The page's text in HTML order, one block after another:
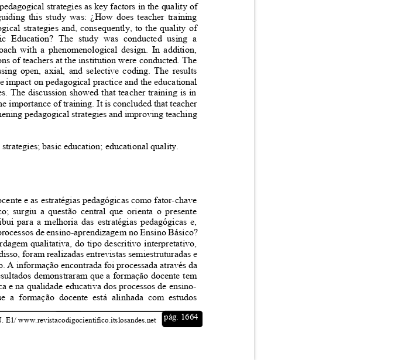
strategies as key factors in the quality of
this study was: ¿How does teacher training
strategies and, consequently, to the quality of
Education? The study was conducted using a
with a phenomenological design. In addition,
of teachers at the institution were conducted. The
open, axial, and selective coding. The results
impact on pedagogical practice and the educational
The discussion showed that teacher training is in
importance of training. It is concluded that teacher
pedagogical strategies and improving teaching
basic education; educational quality.
e as estratégias pedagógicas como fator-chave
surgiu a questão central que orienta o presente
para a melhoria das estratégias pedagógicas e,
de ensino-aprendizagem no Ensino Básico?
qualitativa, do tipo descritivo interpretativo,
foram realizadas entrevistas semiestruturadas e
A informação encontrada foi processada através da
demonstraram que a formação docente tem
e na qualidade educativa dos processos de ensino-
a formação docente está alinhada com estudos
pág. 1664
E1/ www.revistacodigocientifico.itslosandes.net